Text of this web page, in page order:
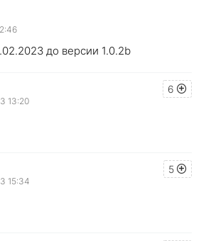
до версии 1.0.2b
6
13:20
5
15:34